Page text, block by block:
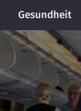
Gesundheit